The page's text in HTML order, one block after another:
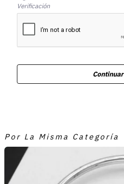
Verificación
Continuar
Por La Misma Categoría